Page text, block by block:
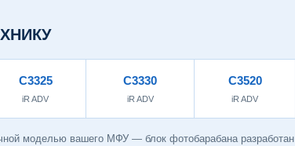
C3325
iR ADV
C3330
iR ADV
C3520
iR ADV
моделью вашего МФУ — блок фотобарабана